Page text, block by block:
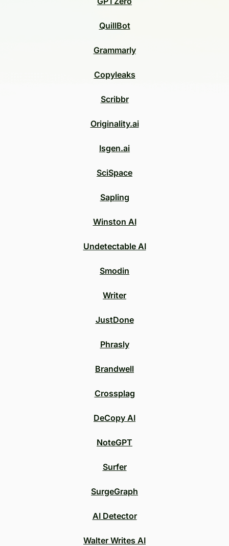
QuillBot
Grammarly
Copyleaks
Scribbr
Originality.ai
Isgen.ai
SciSpace
Sapling
Winston AI
Undetectable AI
Smodin
Writer
JustDone
Phrasly
Brandwell
Crossplag
DeCopy AI
NoteGPT
Surfer
SurgeGraph
AI Detector
Walter Writes AI